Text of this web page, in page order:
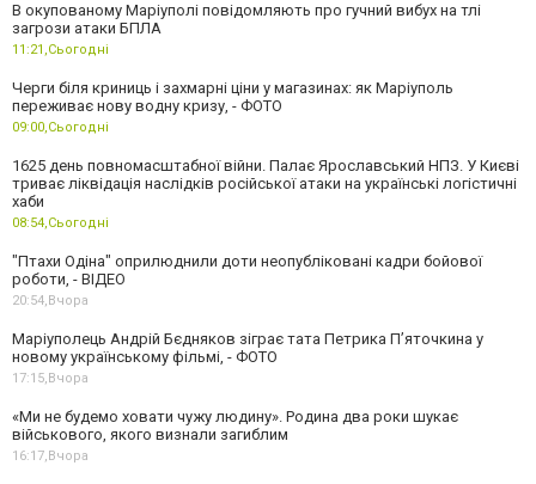
В окупованому Маріуполі повідомляють про гучний вибух на тлі
загрози атаки БПЛА
11:21,Сьогодні
Черги біля криниць і захмарні ціни у магазинах: як Маріуполь
переживає нову водну кризу, - ФОТО
09:00,Сьогодні
1625 день повномасштабної війни. Палає Ярославський НПЗ. У Києві
триває ліквідація наслідків російської атаки на українські логістичні
хаби
08:54,Сьогодні
"Птахи Одіна" оприлюднили доти неопубліковані кадри бойової
роботи, - ВІДЕО
20:54,Вчора
Маріуполець Андрій Бєдняков зіграє тата Петрика П’яточкина у
новому українському фільмі, - ФОТО
17:15,Вчора
«Ми не будемо ховати чужу людину». Родина два роки шукає
військового, якого визнали загиблим
16:17,Вчора